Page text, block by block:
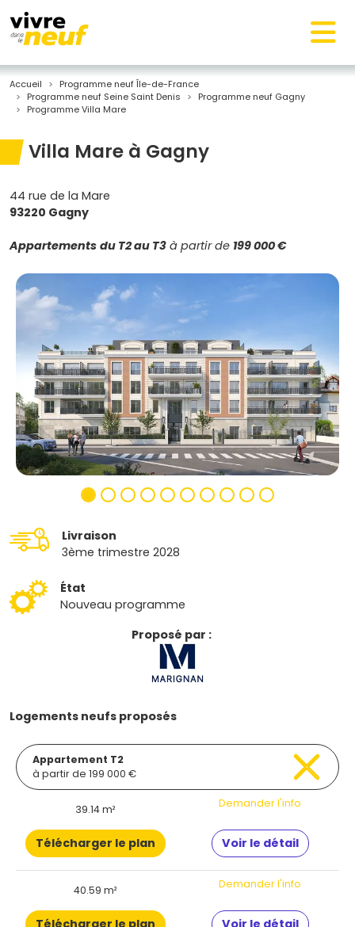
Accueil
Programme neuf Île-de-France
Programme neuf Seine Saint Denis
Programme neuf Gagny
Programme Villa Mare
Villa Mare à Gagny
44 rue de la Mare
93220 Gagny
Appartements du T2 au T3 à partir de 199 000 €
Livraison
3ème trimestre 2028
État
Nouveau programme
Proposé par :
Logements neufs proposés
Appartement T2
à partir de 199 000 €
39.14 m² Demander l'info
Télécharger le plan Voir le détail
40.59 m² Demander l'info
Télécharger le plan Voir le détail